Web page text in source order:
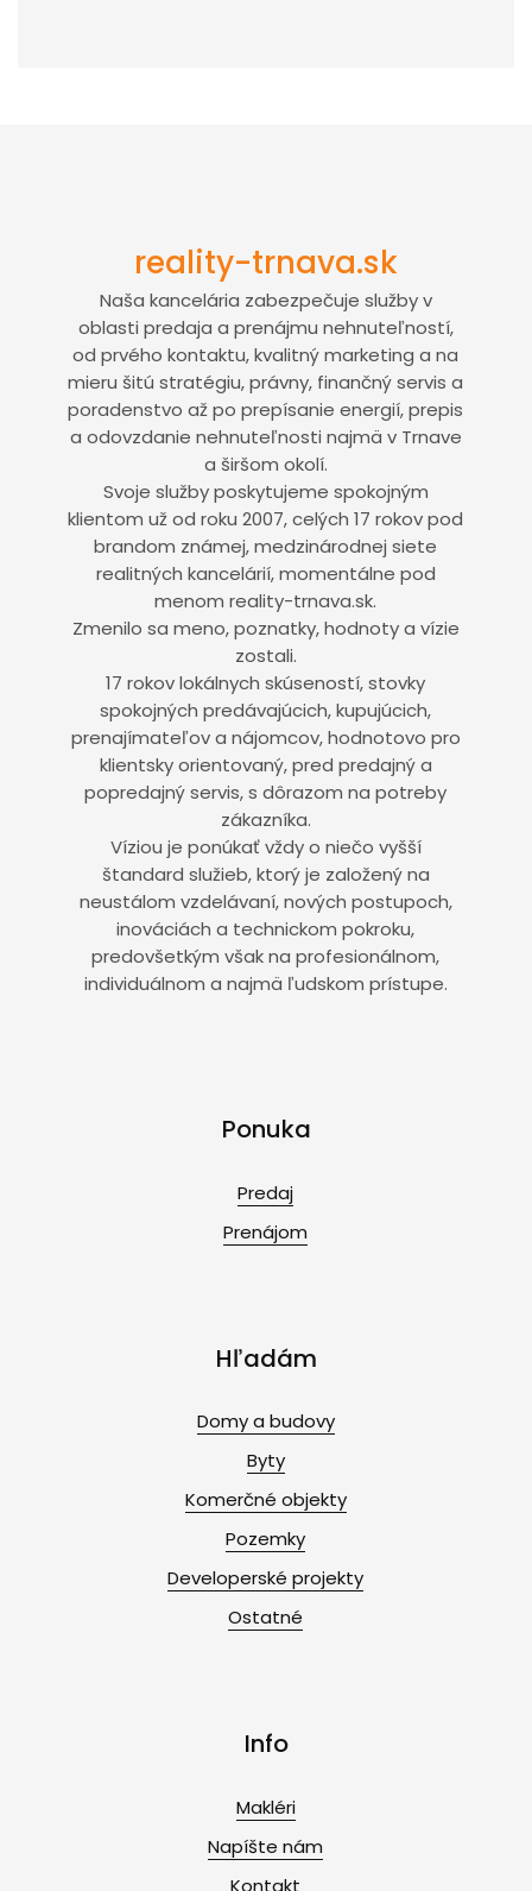
reality-trnava.sk
Naša kancelária zabezpečuje služby v
oblasti predaja a prenájmu nehnuteľností,
od prvého kontaktu, kvalitný marketing a na
mieru šitú stratégiu, právny, finančný servis a
poradenstvo až po prepísanie energií, prepis
a odovzdanie nehnuteľnosti najmä v Trnave
a širšom okolí.
Svoje služby poskytujeme spokojným
klientom už od roku 2007, celých 17 rokov pod
brandom známej, medzinárodnej siete
realitných kancelárií, momentálne pod
menom reality-trnava.sk.
Zmenilo sa meno, poznatky, hodnoty a vízie
zostali.
17 rokov lokálnych skúseností, stovky
spokojných predávajúcich, kupujúcich,
prenajímateľov a nájomcov, hodnotovo pro
klientsky orientovaný, pred predajný a
popredajný servis, s dôrazom na potreby
zákazníka.
Víziou je ponúkať vždy o niečo vyšší
štandard služieb, ktorý je založený na
neustálom vzdelávaní, nových postupoch,
inováciách a technickom pokroku,
predovšetkým však na profesionálnom,
individuálnom a najmä ľudskom prístupe.
Ponuka
Predaj
Prenájom
Hľadám
Domy a budovy
Byty
Komerčné objekty
Pozemky
Developerské projekty
Ostatné
Info
Makléri
Napíšte nám
Kontakt